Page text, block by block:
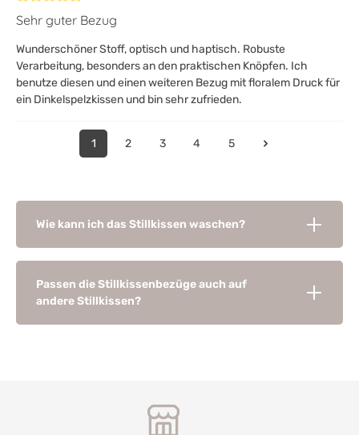
Bewertung mit 5 von 5 Sternen
Sehr guter Bezug
Wunderschöner Stoff, optisch und haptisch. Robuste
Verarbeitung, besonders an den praktischen Knöpfen. Ich
benutze diesen und einen weiteren Bezug mit floralem Druck für
ein Dinkelspelzkissen und bin sehr zufrieden.
1 2 3 4 5
Wie kann ich das Stillkissen waschen?
Passen die Stillkissenbezüge auch auf
andere Stillkissen?